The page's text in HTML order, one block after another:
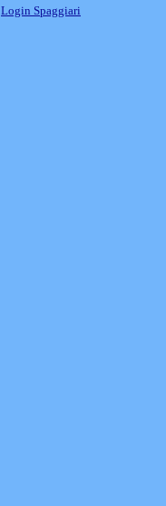
Login Spaggiari